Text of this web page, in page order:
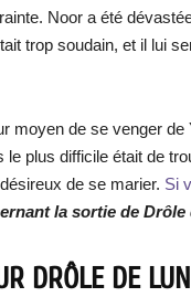
Noor a été
trop soudain, et il lui
moyen de se venger
plus difficile était de
de se marier. Si
la sortie de
DRÔLE DE